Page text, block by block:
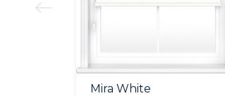
Mira White